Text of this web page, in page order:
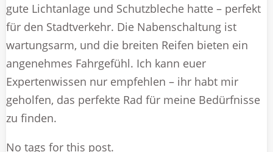
gute Lichtanlage und Schutzbleche hatte – perfekt
für den Stadtverkehr. Die Nabenschaltung ist
wartungsarm, und die breiten Reifen bieten ein
angenehmes Fahrgefühl. Ich kann euer
Expertenwissen nur empfehlen – ihr habt mir
geholfen, das perfekte Rad für meine Bedürfnisse
zu finden.
No tags for this post.